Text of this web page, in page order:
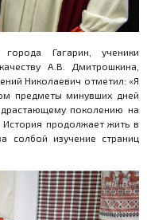
Гагарин, ученики
А.В. Дмитрошкина,
Николаевич отметил: «Я
предметы минувших дней
поколению на
История продолжает жить в
солбой изучение страниц